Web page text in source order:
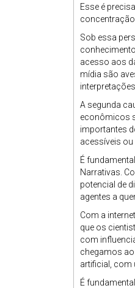
Esse é
Sob essa
acesso aos
mídia são
A segunda
econômicos
importantes
acessíveis
É
Narrativas.
potencial de
agentes a
Com a
que os
com
chegamos
artificial, com
É